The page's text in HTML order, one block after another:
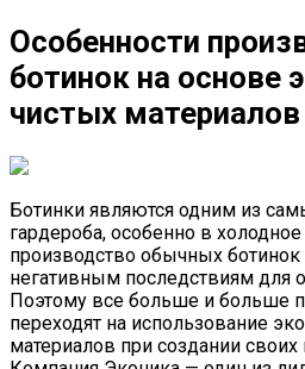
Особенности
ботинок на основе
чистых материалов
Ботинки являются одним из
гардероба, особенно в
производство обычных
негативным последствиям
Поэтому все больше и больше
переходят на использование
материалов при создании своих